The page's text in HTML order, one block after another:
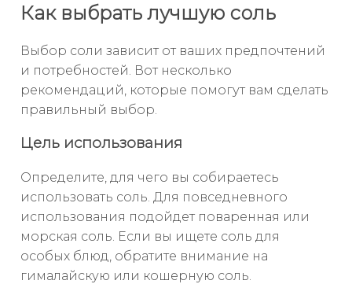
Как выбрать лучшую соль
Выбор соли зависит от ваших предпочтений
и потребностей. Вот несколько
рекомендаций, которые помогут вам сделать
правильный выбор.
Цель использования
Определите, для чего вы собираетесь
использовать соль. Для повседневного
использования подойдет поваренная или
морская соль. Если вы ищете соль для
особых блюд, обратите внимание на
гималайскую или кошерную соль.